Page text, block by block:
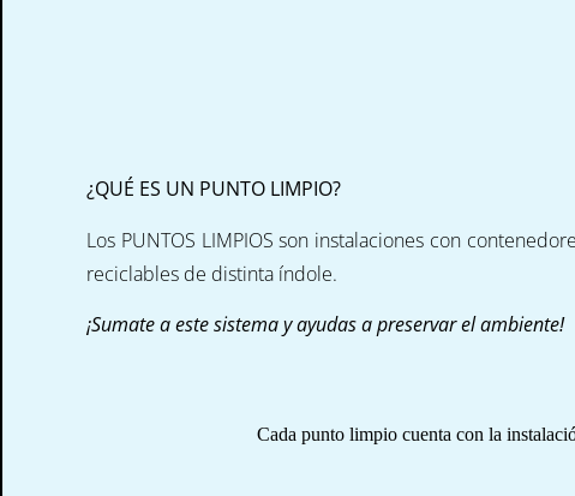
¿QUÉ ES UN PUNTO LIMPIO?
Los PUNTOS LIMPIOS son instalaciones con
reciclables de distinta índole.
¡Sumate a este sistema y ayudas a preservar el ambiente!
Cada punto limpio cuenta con la